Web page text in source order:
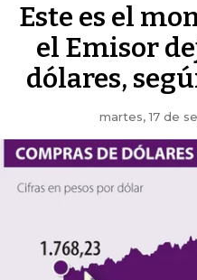
Este es el
el Emisor
dólares,
martes, 17 de